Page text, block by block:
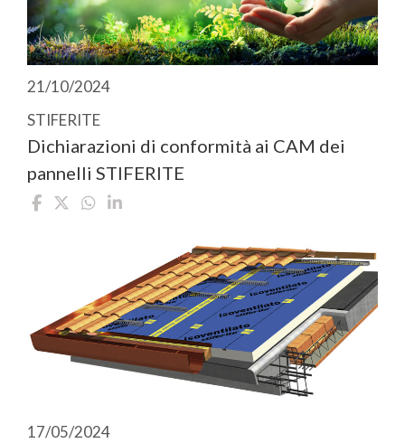
21/10/2024
STIFERITE
Dichiarazioni di conformità ai CAM dei
pannelli STIFERITE
17/05/2024